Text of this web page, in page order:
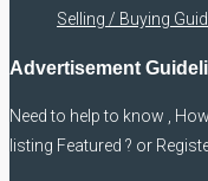
Selling / Buying
Advertisement
Need to help to know ,
listing Featured ? or